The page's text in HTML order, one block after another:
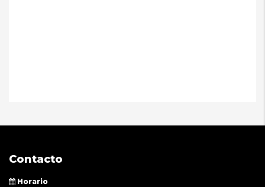
Contacto
Horario